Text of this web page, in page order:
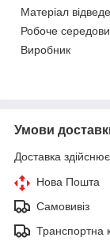
Матеріал
Робоче
Виробник
Умови
Доставка
Нова Пошта
Самовивіз
Транспортна